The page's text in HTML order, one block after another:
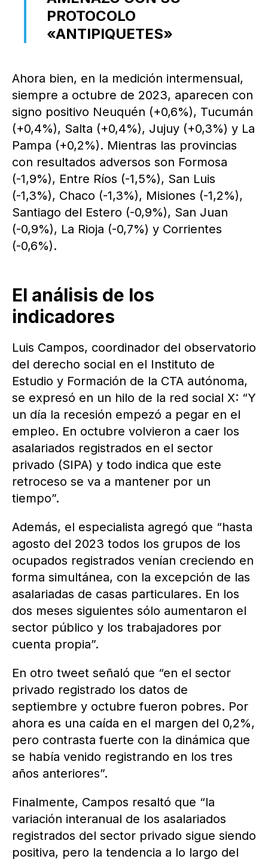
PROTOCOLO
«ANTIPIQUETES»
Ahora bien, en la medición intermensual,
siempre a octubre de 2023, aparecen con
signo positivo Neuquén (+0,6%), Tucumán
(+0,4%), Salta (+0,4%), Jujuy (+0,3%) y La
Pampa (+0,2%). Mientras las provincias
con resultados adversos son Formosa
(-1,9%), Entre Ríos (-1,5%), San Luis
(-1,3%), Chaco (-1,3%), Misiones (-1,2%),
Santiago del Estero (-0,9%), San Juan
(-0,9%), La Rioja (-0,7%) y Corrientes
(-0,6%).
El análisis de los
indicadores
Luis Campos, coordinador del observatorio
del derecho social en el Instituto de
Estudio y Formación de la CTA autónoma,
se expresó en un hilo de la red social X: “Y
un día la recesión empezó a pegar en el
empleo. En octubre volvieron a caer los
asalariados registrados en el sector
privado (SIPA) y todo indica que este
retroceso se va a mantener por un
tiempo”.
Además, el especialista agregó que “hasta
agosto del 2023 todos los grupos de los
ocupados registrados venían creciendo en
forma simultánea, con la excepción de las
asalariadas de casas particulares. En los
dos meses siguientes sólo aumentaron el
sector público y los trabajadores por
cuenta propia”.
En otro tweet señaló que “en el sector
privado registrado los datos de
septiembre y octubre fueron pobres. Por
ahora es una caída en el margen del 0,2%,
pero contrasta fuerte con la dinámica que
se había venido registrando en los tres
años anteriores”.
Finalmente, Campos resaltó que “la
variación interanual de los asalariados
registrados del sector privado sigue siendo
positiva, pero la tendencia a lo largo del